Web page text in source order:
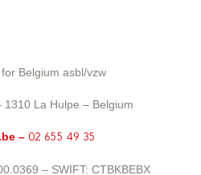
Belgium asbl/vzw
1310 La Hulpe – Belgium
– 02 655 49 35
– SWIFT: CTBKBEBX